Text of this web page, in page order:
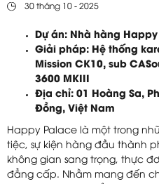
30 tháng 10 - 2025
Dự án: Nhà hàng
Giải pháp: Hệ thống
Mission CK10, sub
3600 MKIII
Địa chỉ: 01 Hoàng Sa,
Đồng, Việt Nam
Happy Palace là một trong
tiệc, sự kiện hàng đầu thành
không gian sang trọng, thực
đẳng cấp. Nhằm mang đến